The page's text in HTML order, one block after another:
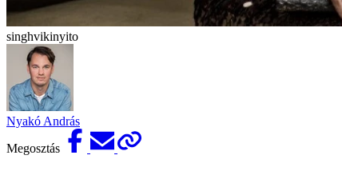
singhvikinyito
Nyakó András
Megosztás